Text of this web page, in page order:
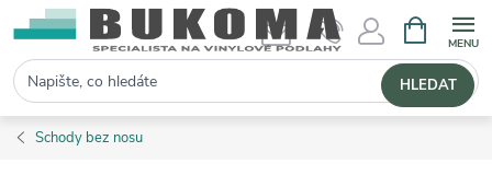
Hledat HLEDAT
Schody bez nosu